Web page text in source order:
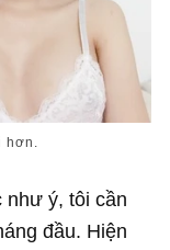
hơn.
như ý, tôi cần
đầu. Hiện